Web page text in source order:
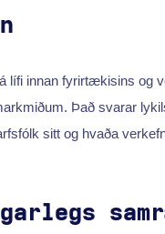
lífi innan fyrirtækisins og
Það svarar
sitt og hvaða